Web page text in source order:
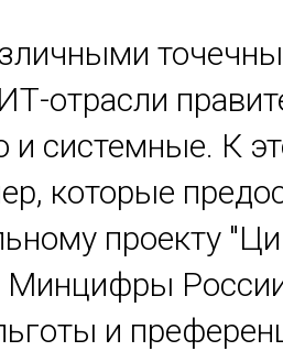
отрасли
и системные. К
которые
проекту
Минцифры
и